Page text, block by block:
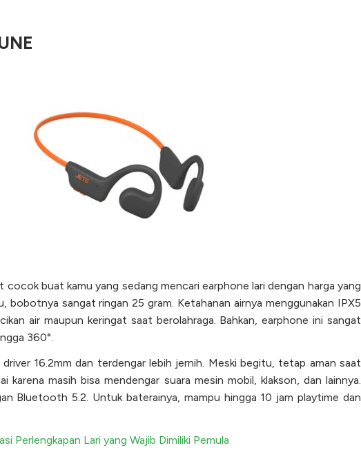
cocok buat kamu yang sedang mencari earphone lari dengan harga yang
bobotnya sangat ringan 25 gram. Ketahanan airnya menggunakan IPX5
air maupun keringat saat berolahraga. Bahkan, earphone ini sangat
360°.
16.2mm dan terdengar lebih jernih. Meski begitu, tetap aman saat
karena masih bisa mendengar suara mesin mobil, klakson, dan lainnya.
Bluetooth 5.2. Untuk baterainya, mampu hingga 10 jam playtime dan
Perlengkapan Lari yang Wajib Dimiliki Pemula